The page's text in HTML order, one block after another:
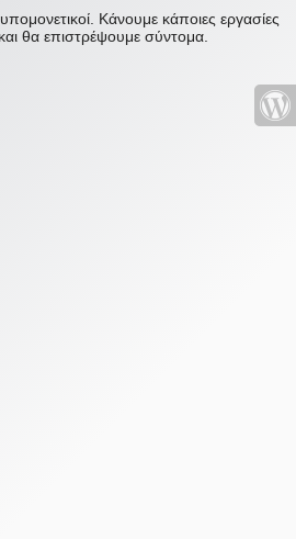
Κάνουμε κάποιες εργασίες
θα επιστρέψουμε σύντομα.